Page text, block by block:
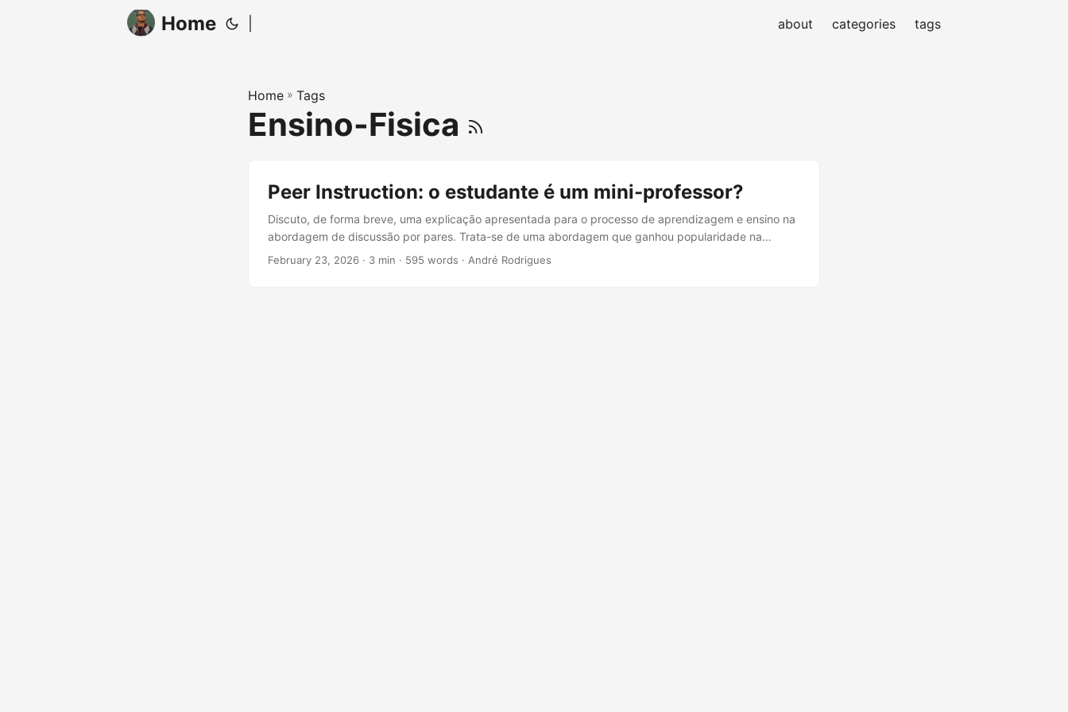
Home about categories tags
Home » Tags
Ensino-Fisica
Peer Instruction: o estudante é um mini-professor?
Discuto, de forma breve, uma explicação apresentada para o processo de aprendizagem e ensino na
abordagem de discussão por pares. Trata-se de uma abordagem que ganhou popularidade na
década de 1990 no ensino de Física; no entanto, suas bases precisam ser mais bem examinadas.
February 23, 2026 · 3 min · 595 words · André Rodrigues